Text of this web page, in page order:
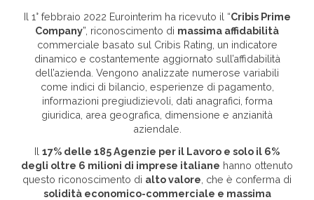
Area riservata
INVIA CV
Il 1° febbraio 2022 Eurointerim ha ricevuto il “Cribis Prime
Company”, riconoscimento di massima affidabilità
commerciale basato sul Cribis Rating, un indicatore
dinamico e costantemente aggiornato sull’affidabilità
dell’azienda. Vengono analizzate numerose variabili
come indici di bilancio, esperienze di pagamento,
informazioni pregiudizievoli, dati anagrafici, forma
giuridica, area geografica, dimensione e anzianità
aziendale.
Il 17% delle 185 Agenzie per il Lavoro e solo il 6%
degli oltre 6 milioni di imprese italiane hanno ottenuto
questo riconoscimento di alto valore , che è conferma di
solidità economico-commerciale e massima